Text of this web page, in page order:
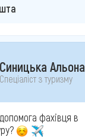
Синицька Альона
Спеціаліст з туризму
фахівця в